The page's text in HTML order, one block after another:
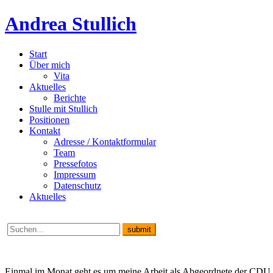
Andrea Stullich
Start
Über mich
Vita
Aktuelles
Berichte
Stulle mit Stullich
Positionen
Kontakt
Adresse / Kontaktformular
Team
Pressefotos
Impressum
Datenschutz
Aktuelles